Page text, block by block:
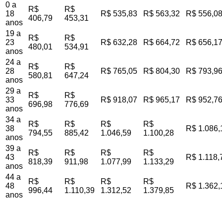
0 a
18
anos
R$
406,79
R$
453,31
R$ 535,83 R$ 563,32 R$ 556,08
19 a
23
anos
R$
480,01
R$
534,91
R$ 632,28 R$ 664,72 R$ 656,17
24 a
28
anos
R$
580,81
R$
647,24
R$ 765,05 R$ 804,30 R$ 793,96
29 a
33
anos
R$
696,98
R$
776,69
R$ 918,07 R$ 965,17 R$ 952,76
34 a
38
anos
R$
794,55
R$
885,42
R$
1.046,59
R$
1.100,28
R$
39 a
43
anos
R$
818,39
R$
911,98
R$
1.077,99
R$
1.133,29
R$
44 a
48
anos
R$
996,44
R$
1.110,39
R$
1.312,52
R$
1.379,85
R$